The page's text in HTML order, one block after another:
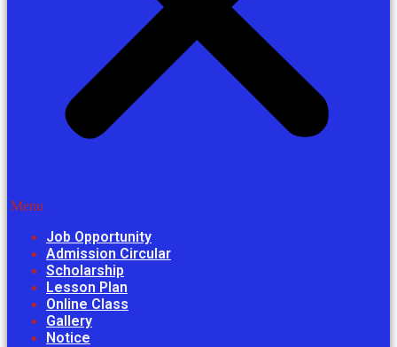
Menu
Job Opportunity
Admission Circular
Scholarship
Lesson Plan
Online Class
Gallery
Notice